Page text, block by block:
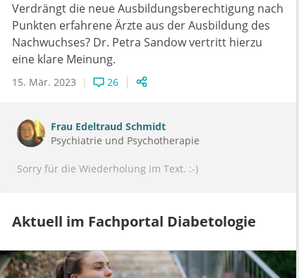
Verdrängt die neue Ausbildungsberechtigung nach
Punkten erfahrene Ärzte aus der Ausbildung des
Nachwuchses? Dr. Petra Sandow vertritt hierzu
eine klare Meinung.
15. Mär. 2023 26
Frau Edeltraud Schmidt
Psychiatrie und Psychotherapie
Sorry für die Wiederholung im Text. :-)
Aktuell im Fachportal Diabetologie